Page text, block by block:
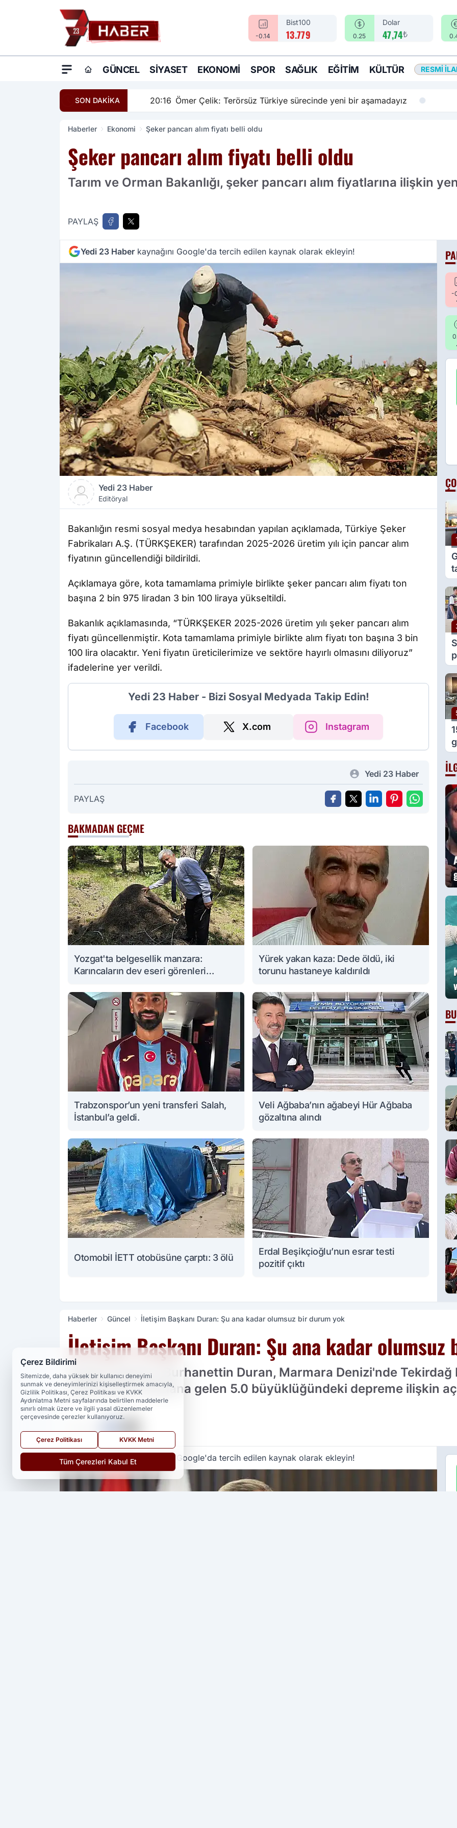
-0.14
Bist100
13.779 0.25
Dolar
47,74₺
GÜNCEL SIYASET EKONOMI SPOR SAĞLIK EĞITIM KÜLTÜR RESMI
SON DAKİKA 20:16 Ömer Çelik: Terörsüz Türkiye sürecinde yeni bir aşamadayız
Haberler Ekonomi Şeker pancarı alım fiyatı belli oldu
Şeker pancarı alım fiyatı belli oldu
Tarım ve Orman Bakanlığı, şeker pancarı alım fiyatlarına ilişkin
PAYLAŞ
Yedi 23 Haber kaynağını Google'da tercih edilen kaynak olarak ekleyin!
Yedi 23 Haber
Editöryal
Bakanlığın resmi sosyal medya hesabından yapılan açıklamada, Türkiye Şeker
Fabrikaları A.Ş. (TÜRKŞEKER) tarafından 2025-2026 üretim yılı için pancar alım
fiyatının güncellendiği bildirildi.
Açıklamaya göre, kota tamamlama primiyle birlikte şeker pancarı alım fiyatı ton
başına 2 bin 975 liradan 3 bin 100 liraya yükseltildi.
Bakanlık açıklamasında, “TÜRKŞEKER 2025-2026 üretim yılı şeker pancarı alım
fiyatı güncellenmiştir. Kota tamamlama primiyle birlikte alım fiyatı ton başına 3 bin
100 lira olacaktır. Yeni fiyatın üreticilerimize ve sektöre hayırlı olmasını diliyoruz”
ifadelerine yer verildi.
Yedi 23 Haber - Bizi Sosyal Medyada Takip Edin!
Facebook X.com Instagram
Yedi 23 Haber
PAYLAŞ
BAKMADAN GEÇME
Yozgat'ta belgesellik manzara:
Karıncaların dev eseri görenleri
Yürek yakan kaza: Dede öldü, iki
torunu hastaneye kaldırıldı
Trabzonspor’un yeni transferi Salah,
İstanbul’a geldi.
Veli Ağbaba’nın ağabeyi Hür Ağbaba
gözaltına alındı
Otomobil İETT otobüsüne çarptı: 3 ölü
Erdal Beşikçioğlu’nun esrar testi
pozitif çıktı
-
Haberler Güncel İletişim Başkanı Duran: Şu ana kadar olumsuz bir durum yok
İletişim Başkanı Duran: Şu ana kadar
İletişim Başkanı Burhanettin Duran, Marmara Denizi'nde
açıklarında meydana gelen 5.0 büyüklüğündeki depreme ilişkin
Yedi 23 Haberkaynağını Google'da tercih edilen kaynak olarak ekleyin!
Çerez Bildirimi
Sitemizde, daha yüksek bir kullanıcı deneyimi
sunmak ve deneyimlerinizi kişiselleştirmek amacıyla,
Gizlilik Politikası, Çerez Politikası ve KVKK
Aydınlatma Metni sayfalarında belirtilen maddelerle
sınırlı olmak üzere ve ilgili yasal düzenlemeler
çerçevesinde çerezler kullanıyoruz.
Çerez Politikası KVKK Metni
Tüm Çerezleri Kabul Et